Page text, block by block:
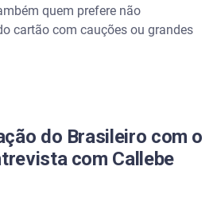
quem prefere não
cartão com cauções ou grandes
do Brasileiro com o
com Callebe